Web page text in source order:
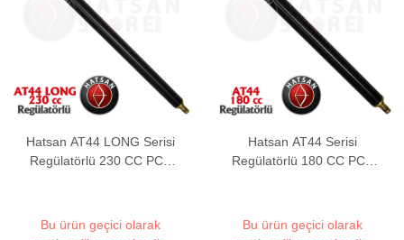
Hatsan AT44 LONG Serisi
Regülatörlü 230 CC PCP
Bu ürün geçici olarak
Hatsan AT44 Serisi
Regülatörlü 180 CC PCP
Bu ürün geçici olarak